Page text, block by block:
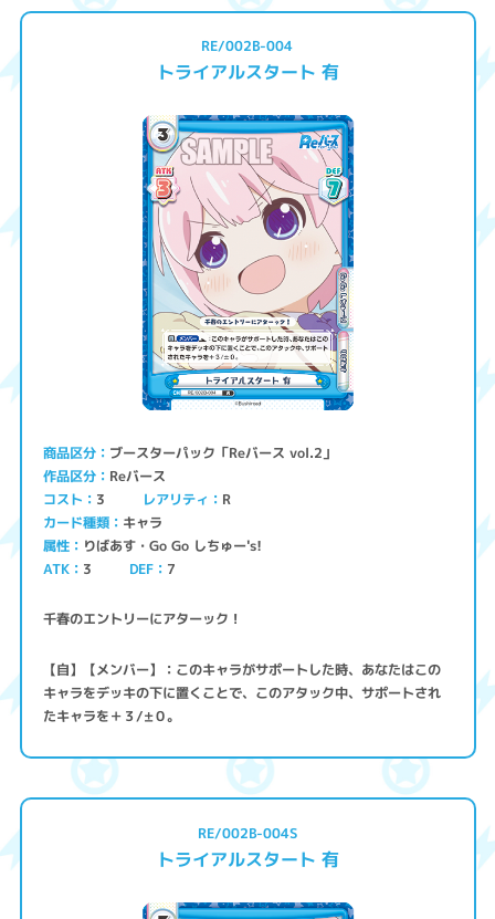
RE/002B-004
トライアルスタート 有
商品区分 ブースターパック「Reバース vol.2」
作品区分 Reバース
コスト 3 レアリティ R
カード種類 キャラ
属性 りばあす・Go Go しちゅー's!
ATK 3 DEF 7
千春のエントリーにアターック！
【自】【メンバー】：このキャラがサポートした時、あなたはこの
キャラをデッキの下に置くことで、このアタック中、サポートされ
たキャラを＋３/±０。
RE/002B-004S
トライアルスタート 有